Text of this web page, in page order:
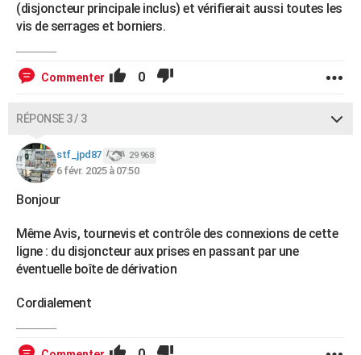
(disjoncteur principale inclus) et vérifierait aussi toutes les
vis de serrages et borniers.
Commenter 0
RÉPONSE 3 / 3
stf_jpd87 29 968
6 févr. 2025 à 07:50
Bonjour
Même Avis, tournevis et contrôle des connexions de cette
ligne : du disjoncteur aux prises en passant par une
éventuelle boîte de dérivation
Cordialement